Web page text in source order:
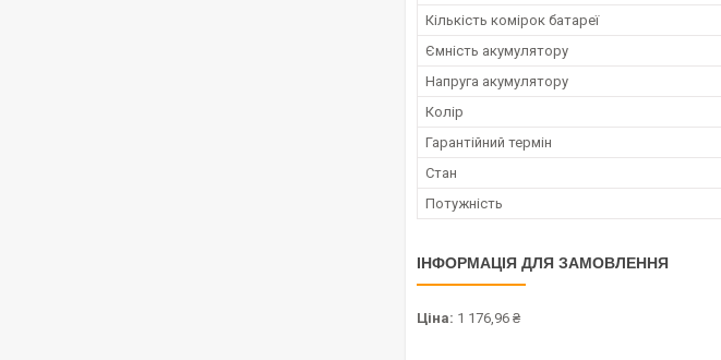
Кількість комірок батареї
Ємність акумулятору
Напруга акумулятору
Колір
Гарантійний термін
Стан
Потужність
ІНФОРМАЦІЯ ДЛЯ ЗАМОВЛЕННЯ
Ціна: 1 176,96 ₴